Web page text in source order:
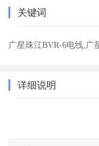
关键词
广星珠江BVR-6电线,广
详细说明